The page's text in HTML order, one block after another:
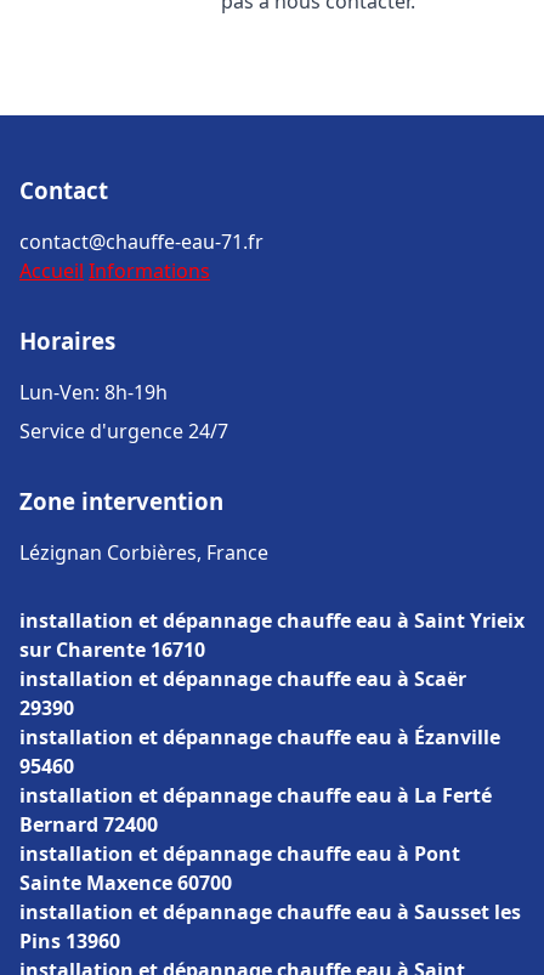
Contact
contact@chauffe-eau-71.fr
Accueil Informations
Horaires
Lun-Ven: 8h-19h
Service d'urgence 24/7
Zone intervention
Lézignan Corbières, France
installation et dépannage chauffe eau à Saint Yrieix
sur Charente 16710
installation et dépannage chauffe eau à Scaër
29390
installation et dépannage chauffe eau à Ézanville
95460
installation et dépannage chauffe eau à La Ferté
Bernard 72400
installation et dépannage chauffe eau à Pont
Sainte Maxence 60700
installation et dépannage chauffe eau à Sausset les
Pins 13960